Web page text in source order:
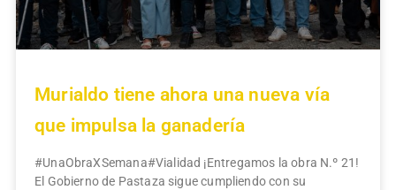
Murialdo tiene ahora una nueva vía
que impulsa la ganadería
#UnaObraXSemana#Vialidad ¡Entregamos la obra N.º 21!
El Gobierno de Pastaza sigue cumpliendo con su